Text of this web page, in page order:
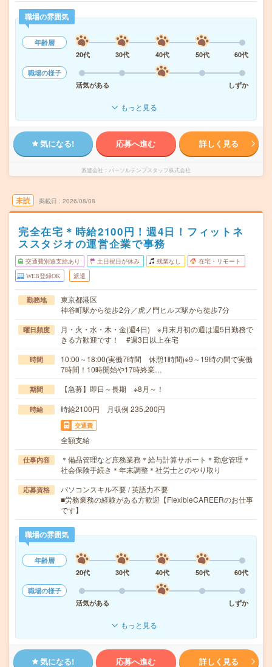
職場の雰囲気
年齢層
20代
30代 40代 50代
60代
職場の様子
活気がある
しずか
もっと見る
気になる! 応募へ進む 詳しく見る
派遣会社 パーソルテンプスタッフ株式会社
未読 掲載日 2026/08/08
完全在宅＊時給2100円！週4日！フィットネ
ススタジオの運営企業で事務
交通費別途支給あり 土日祝日が休み 残業なし 在宅・リモート
WEB登録OK 派遣
勤務地
東京都港区
神谷町駅から徒歩2分／虎ノ門ヒルズ駅から徒歩7分
曜日頻度
月・火・水・木・金(週4日) ※月末月初の週は週5日勤務で
きる方歓迎です！ #週3日以上在宅
時間
10:00～18:00(実働7時間 休憩1時間)※9～19時の間で実働
7時間！10時開始や17時終業…
期間 【急募】即日～長期 ※8月～！
時給 時給2100円 月収例 235,200円
交通費
全額支給
仕事内容
＊備品管理など庶務業務＊給与計算サポート＊勤怠管理＊
社会保険手続き＊年末調整＊社労士とのやり取り
応募資格
パソコンスキル不要 / 英語力不要
■労務業務の経験がある方歓迎【FlexibleCAREERのお仕事
です】
職場の雰囲気
年齢層
20代
30代 40代 50代
60代
職場の様子
活気がある
しずか
もっと見る
気になる! 応募へ進む 詳しく見る